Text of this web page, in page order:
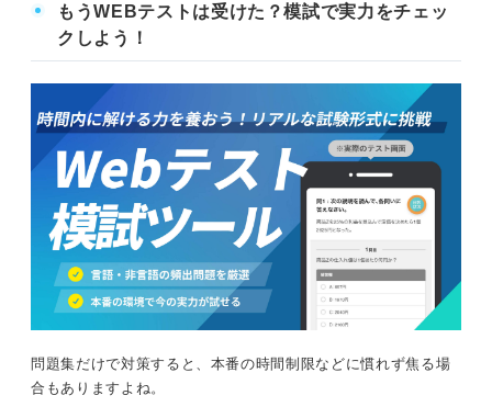
もうWEBテストは受けた？模試で実力をチェッ
クしよう！
問題集だけで対策すると、本番の時間制限などに慣れず焦る場
合もありますよね。